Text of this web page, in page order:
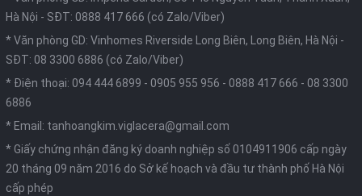
Hà Nội - SĐT: 0888 417 666 (có Zalo/Viber)
* Văn phòng GD: Vinhomes Riverside Long Biên, Long Biên, Hà Nội -
SĐT: 08 3300 6886 (có Zalo/Viber)
* Điện thoại: 094 444 6899 - 0905 955 956 - 0888 417 666 - 08 3300
6886
* Email: tanhoangkim.viglacera@gmail.com
* Giấy chứng nhận đăng ký doanh nghiệp số 0104911906 cấp ngày
20 tháng 09 năm 2016 do Sở kế hoạch và đầu tư thành phố Hà Nội
cấp phép